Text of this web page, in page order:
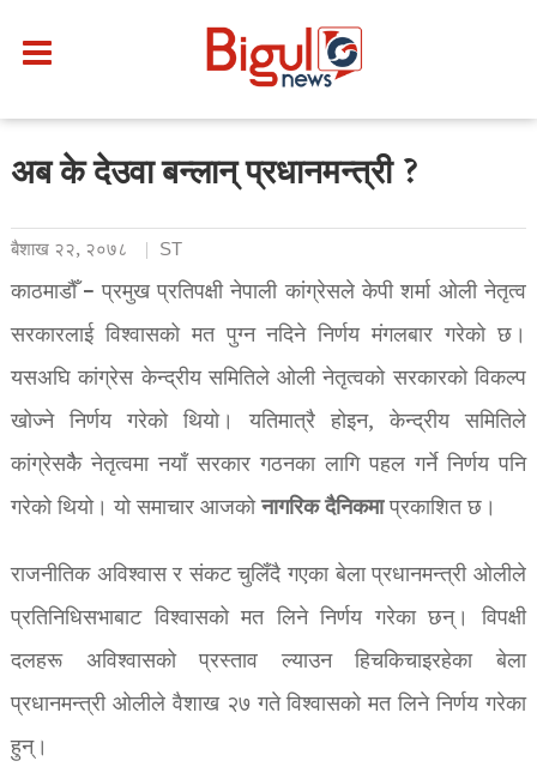
अब के देउवा बन्लान् प्रधानमन्त्री ?
बैशाख २२, २०७८ ST
काठमाडौँ – प्रमुख प्रतिपक्षी नेपाली कांग्रेसले केपी शर्मा ओली नेतृत्व
सरकारलाई विश्वासको मत पुग्न नदिने निर्णय मंगलबार गरेको छ।
यसअघि कांग्रेस केन्द्रीय समितिले ओली नेतृत्वको सरकारको विकल्प
खोज्ने निर्णय गरेको थियो। यतिमात्रै होइन, केन्द्रीय समितिले
कांग्रेसकैै नेतृत्वमा नयाँ सरकार गठनका लागि पहल गर्ने निर्णय पनि
गरेको थियो। यो समाचार आजकोनागरिकदैनिकमाप्रकाशित छ।
राजनीतिक अविश्वास र संकट चुलिँदै गएका बेला प्रधानमन्त्री ओलीले
प्रतिनिधिसभाबाट विश्वासको मत लिने निर्णय गरेका छन्। विपक्षी
दलहरू अविश्वासको प्रस्ताव ल्याउन हिचकिचाइरहेका बेला
प्रधानमन्त्री ओलीले वैशाख २७ गते विश्वासको मत लिने निर्णय गरेका
हुन्।